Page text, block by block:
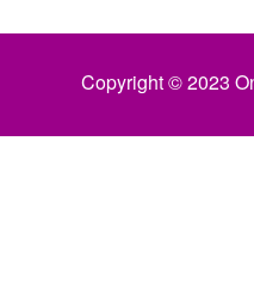
Copyright © 2023